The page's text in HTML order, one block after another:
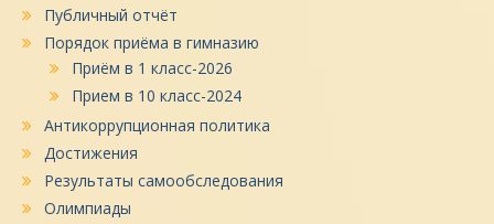
Публичный отчёт
Порядок приёма в гимназию
Приём в 1 класс-2026
Прием в 10 класс-2024
Антикоррупционная политика
Достижения
Результаты самообследования
Олимпиады